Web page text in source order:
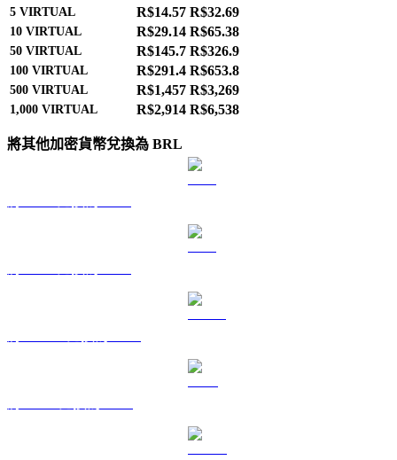
5 VIRTUAL R$14.57 R$32.69
10 VIRTUAL R$29.14 R$65.38
50 VIRTUAL R$145.7 R$326.9
100 VIRTUAL R$291.4 R$653.8
500 VIRTUAL R$1,457 R$3,269
1,000 VIRTUAL R$2,914 R$6,538
將其他加密貨幣兌換為 BRL